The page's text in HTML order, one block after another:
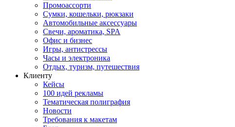
Промоассорти
Сумки, кошельки, рюкзаки
Автомобильные аксессуары
Свечи, ароматика, SPA
Офис и бизнес
Игры, антистрессы
Часы и электроника
Отдых, туризм, путешествия
Клиенту
Кейсы
100 идей рекламы
Тематическая полиграфия
Новости
Требования к макетам